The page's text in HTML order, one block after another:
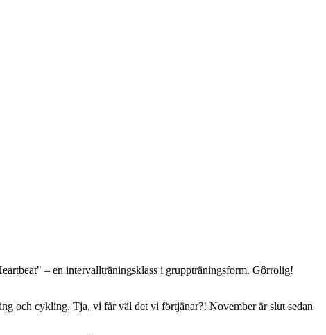
– en intervallträningsklass i gruppträningsform. Gôrrolig!
och cykling. Tja, vi får väl det vi förtjänar?! November är slut sedan